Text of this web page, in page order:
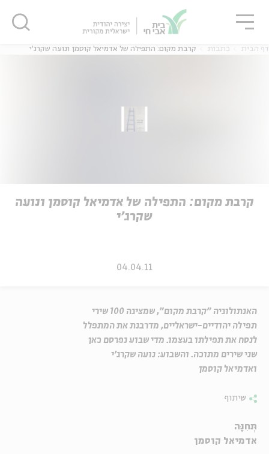
דף הבית כתבות קרבת מקום: התפילה של אדמיאל קוסמן ונועה שקרג'י
קרבת מקום: התפילה של אדמיאל קוסמן ונועה
שקרג'י
04.04.11
האנתולוגיה "קרבת מקום", שמציגה 100 שירי
תפילה יהודיים-ישראליים, מדרבנת את המתפלל
לנסח את תפילתו בעצמו. מדי שבוע נפרסם כאן
שני שירים מתוכה. והשבוע: נועה שקרג'י
ואדמיאל קוסמן
שיתוף
תְּחִנָּה
אדמיאל קוסמן
סגור